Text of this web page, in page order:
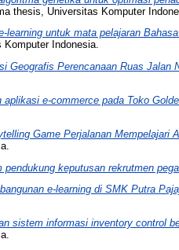
thesis, Universitas Komputer
learning untuk mata pelajaran
Komputer Indonesia.
Geografis Perencanaan Ruas Jalan
aplikasi e-commerce pada Toko
Game Perjalanan Mempelajari
pendukung keputusan rekrutmen
e-learning di SMK Putra
sistem informasi inventory control